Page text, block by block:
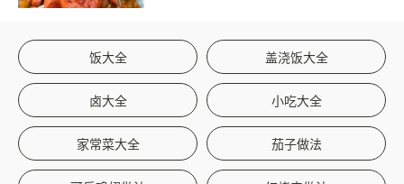
饭大全 盖浇饭大全
卤大全 小吃大全
家常菜大全 茄子做法